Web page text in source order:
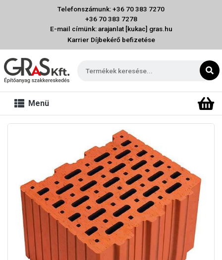
Telefonszámunk: +36 70 383 7270
+36 70 383 7278
E-mail címünk: arajanlat [kukac] gras.hu
Karrier Díjbekérő befizetése
Menü